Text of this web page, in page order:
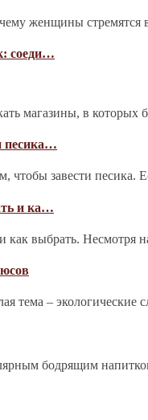
женщины
соеди…
магазины, в
песика…
чтобы завести песика.
и ка…
и как выбрать.
тема –
бодрящим